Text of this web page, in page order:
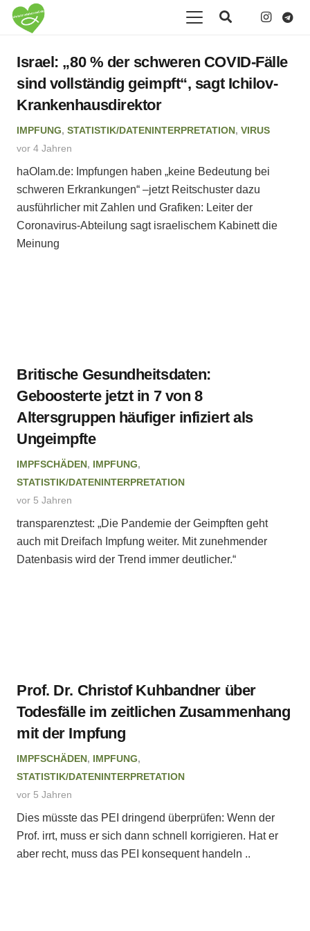
Israel: „80 % der schweren COVID-Fälle
sind vollständig geimpft“, sagt Ichilov-
Krankenhausdirektor
IMPFUNG, STATISTIK/DATENINTERPRETATION, VIRUS
vor 4 Jahren
haOlam.de: Impfungen haben „keine Bedeutung bei
schweren Erkrankungen“ –jetzt Reitschuster dazu
ausführlicher mit Zahlen und Grafiken: Leiter der
Coronavirus-Abteilung sagt israelischem Kabinett die
Meinung
Britische Gesundheitsdaten:
Geboosterte jetzt in 7 von 8
Altersgruppen häufiger infiziert als
Ungeimpfte
IMPFSCHÄDEN, IMPFUNG,
STATISTIK/DATENINTERPRETATION
vor 5 Jahren
transparenztest: „Die Pandemie der Geimpften geht
auch mit Dreifach Impfung weiter. Mit zunehmender
Datenbasis wird der Trend immer deutlicher.“
Prof. Dr. Christof Kuhbandner über
Todesfälle im zeitlichen Zusammenhang
mit der Impfung
IMPFSCHÄDEN, IMPFUNG,
STATISTIK/DATENINTERPRETATION
vor 5 Jahren
Dies müsste das PEI dringend überprüfen: Wenn der
Prof. irrt, muss er sich dann schnell korrigieren. Hat er
aber recht, muss das PEI konsequent handeln ..